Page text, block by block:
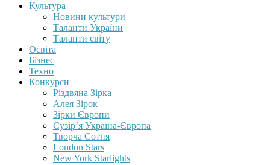
Культура
Новини культури
Таланти України
Таланти світу
Освіта
Бізнес
Техно
Конкурси
Різдвяна Зірка
Алея Зірок
Зірки Європи
Сузір’я Україна-Європа
Творча Сотня
London Stars
New York Starlights